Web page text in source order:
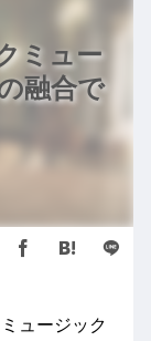
ミュー
融合で
ュージック